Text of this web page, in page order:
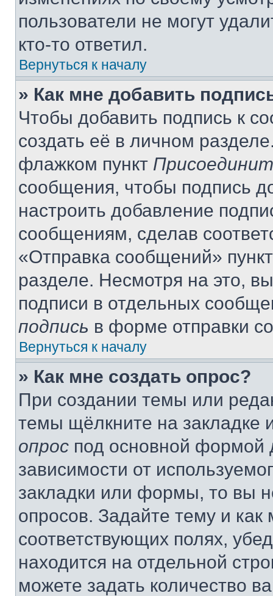
пользователи не могут
кто-то ответил.
Вернуться к началу
» Как мне добавить
Чтобы добавить подпись к
создать её в личном
флажком пункт
сообщения, чтобы подпись
настроить добавление
сообщениям, сделав
«Отправка сообщений»
разделе. Несмотря на это,
подписи в отдельных
подпись в форме отправки
Вернуться к началу
» Как мне создать опрос?
При создании темы или
темы щёлкните на
опрос под основной формой
зависимости от
закладки или формы, то вы
опросов. Задайте тему и
соответствующих полях,
находится на отдельной
можете задать количество